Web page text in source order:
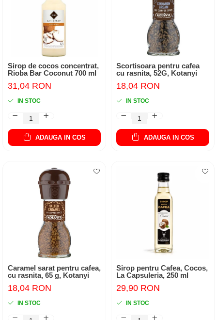
Capsule compatibile Bialetti
Capsule compatibile Beanz
Capsule compatibile Uno System
Capsule compatibile Caffitaly
PADURI CAFEA & MONODOZE
Paduri cafea ESE44
Sirop de cocos concentrat,
Rioba Bar Coconut 700 ml
31,04 RON
IN STOC
ADAUGA IN COS
Scortisoara pentru cafea
cu rasnita, 52G, Kotanyi
18,04 RON
IN STOC
ADAUGA IN COS
Caramel sarat pentru cafea,
cu rasnita, 65 g, Kotanyi
18,04 RON
IN STOC
Sirop pentru Cafea, Cocos,
La Capsuleria, 250 ml
29,90 RON
IN STOC